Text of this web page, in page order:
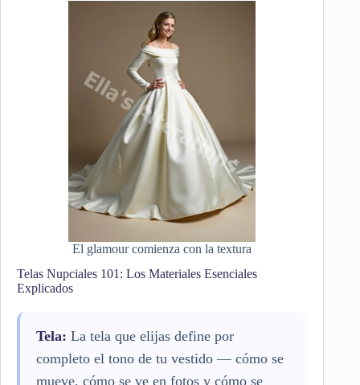
El glamour comienza con la textura
Telas Nupciales 101: Los Materiales Esenciales
Explicados
Tela: La tela que elijas define por
completo el tono de tu vestido — cómo se
mueve, cómo se ve en fotos y cómo se